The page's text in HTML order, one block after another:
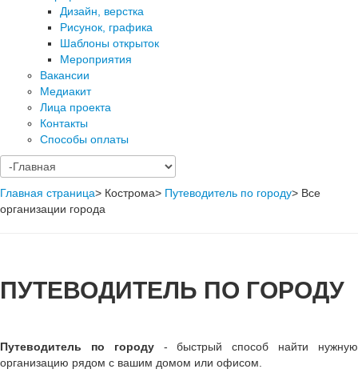
Дизайн, верстка
Рисунок, графика
Шаблоны открыток
Мероприятия
Вакансии
Медиакит
Лица проекта
Контакты
Способы оплаты
Главная страница> Кострома> Путеводитель по городу> Все
организации города
ПУТЕВОДИТЕЛЬ ПО ГОРОДУ
Путеводитель по городу- быстрый способ найти нужную
организацию рядом с вашим домом или офисом.